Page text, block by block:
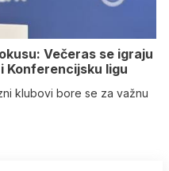
Večeras se igraju
Konferencijsku ligu
klubovi bore se za važnu